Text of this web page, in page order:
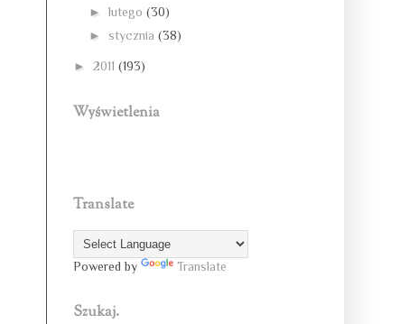
► lutego (30)
► stycznia (38)
► 2011 (193)
Wyświetlenia
Translate
Powered by Translate
Szukaj.